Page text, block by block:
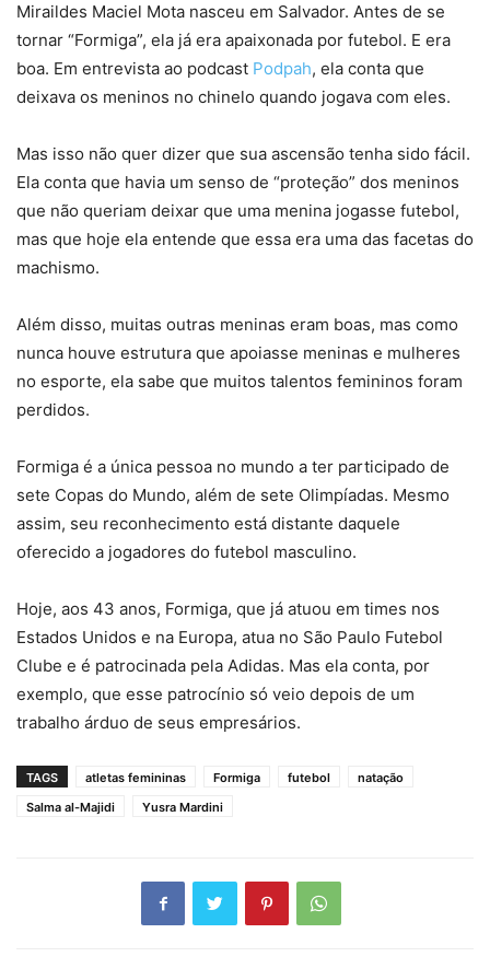
Miraildes Maciel Mota nasceu em Salvador. Antes de se
tornar “Formiga”, ela já era apaixonada por futebol. E era
boa. Em entrevista ao podcast Podpah, ela conta que
deixava os meninos no chinelo quando jogava com eles.
Mas isso não quer dizer que sua ascensão tenha sido fácil.
Ela conta que havia um senso de “proteção” dos meninos
que não queriam deixar que uma menina jogasse futebol,
mas que hoje ela entende que essa era uma das facetas do
machismo.
Além disso, muitas outras meninas eram boas, mas como
nunca houve estrutura que apoiasse meninas e mulheres
no esporte, ela sabe que muitos talentos femininos foram
perdidos.
Formiga é a única pessoa no mundo a ter participado de
sete Copas do Mundo, além de sete Olimpíadas. Mesmo
assim, seu reconhecimento está distante daquele
oferecido a jogadores do futebol masculino.
Hoje, aos 43 anos, Formiga, que já atuou em times nos
Estados Unidos e na Europa, atua no São Paulo Futebol
Clube e é patrocinada pela Adidas. Mas ela conta, por
exemplo, que esse patrocínio só veio depois de um
trabalho árduo de seus empresários.
TAGS atletas femininas Formiga futebol
natação
Salma al-Majidi
Yusra Mardini